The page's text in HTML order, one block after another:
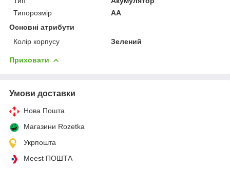
Типорозмір
AA
Основні атрибути
Колір корпусу
Зелений
Приховати
Умови доставки
Нова Пошта
Магазини Rozetka
Укрпошта
Meest ПОШТА